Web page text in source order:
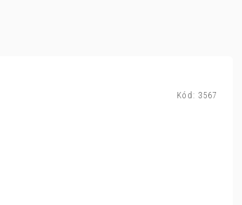
Kód: 3567